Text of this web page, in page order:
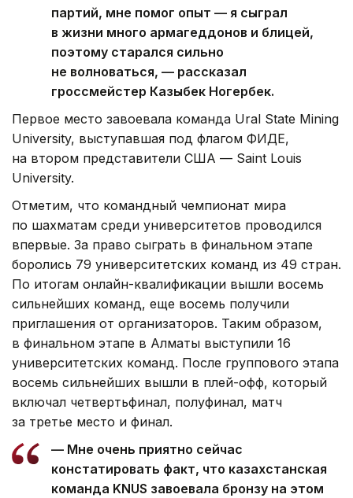
партий, мне помог опыт — я сыграл
в жизни много армагеддонов и блицей,
поэтому старался сильно
не волноваться, — рассказал
гроссмейстер Казыбек Ногербек.
Первое место завоевала команда Ural State Mining
University, выступавшая под флагом ФИДЕ,
на втором представители США — Saint Louis
University.
Отметим, что командный чемпионат мира
по шахматам среди университетов проводился
впервые. За право сыграть в финальном этапе
боролись 79 университетских команд из 49 стран.
По итогам онлайн-квалификации вышли восемь
сильнейших команд, еще восемь получили
приглашения от организаторов. Таким образом,
в финальном этапе в Алматы выступили 16
университетских команд. После группового этапа
восемь сильнейших вышли в плей-офф, который
включал четвертьфинал, полуфинал, матч
за третье место и финал.
— Мне очень приятно сейчас
констатировать факт, что казахстанская
команда KNUS завоевала бронзу на этом